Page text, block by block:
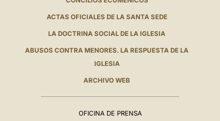
ACTAS OFICIALES DE LA SANTA SEDE
LA DOCTRINA SOCIAL DE LA IGLESIA
ABUSOS CONTRA MENORES. LA RESPUESTA DE LA
IGLESIA
ARCHIVO WEB
OFICINA DE PRENSA